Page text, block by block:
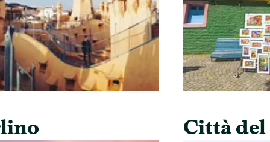
Città del